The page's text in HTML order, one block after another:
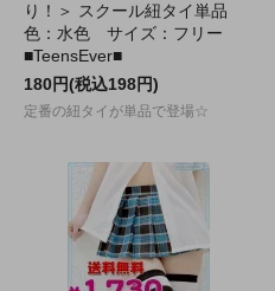
り！＞ スクール紐タイ単品
色：水色 サイズ：フリー
■TeensEver■
180円(税込198円)
定番の紐タイが単品で登場☆